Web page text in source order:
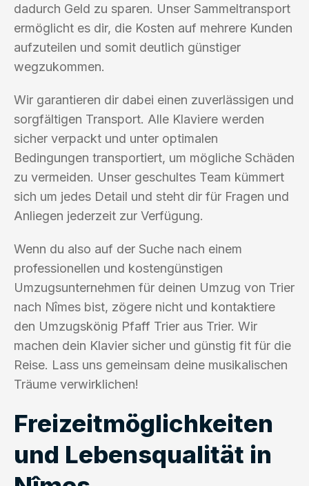
dadurch Geld zu sparen. Unser Sammeltransport
ermöglicht es dir, die Kosten auf mehrere Kunden
aufzuteilen und somit deutlich günstiger
wegzukommen.
Wir garantieren dir dabei einen zuverlässigen und
sorgfältigen Transport. Alle Klaviere werden
sicher verpackt und unter optimalen
Bedingungen transportiert, um mögliche Schäden
zu vermeiden. Unser geschultes Team kümmert
sich um jedes Detail und steht dir für Fragen und
Anliegen jederzeit zur Verfügung.
Wenn du also auf der Suche nach einem
professionellen und kostengünstigen
Umzugsunternehmen für deinen Umzug von Trier
nach Nîmes bist, zögere nicht und kontaktiere
den Umzugskönig Pfaff Trier aus Trier. Wir
machen dein Klavier sicher und günstig fit für die
Reise. Lass uns gemeinsam deine musikalischen
Träume verwirklichen!
Freizeitmöglichkeiten
und Lebensqualität in